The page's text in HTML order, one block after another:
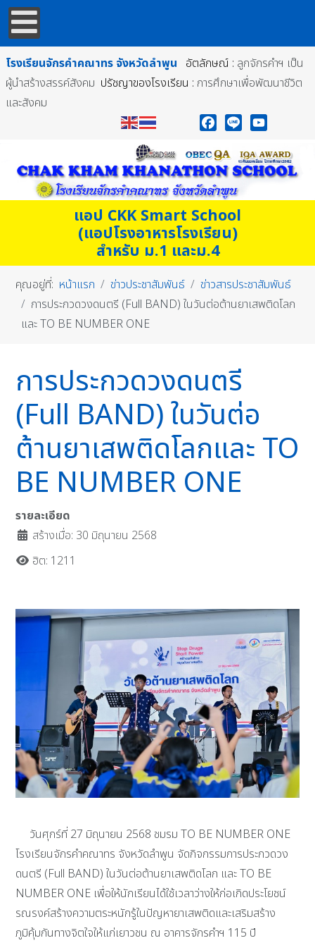
โรงเรียนจักรคำคณาทร จังหวัดลำพูน อัตลักษณ์ : ลูกจักรคำฯ เป็น
ผู้นำสร้างสรรค์สังคม ปรัชญาของโรงเรียน : การศึกษาเพื่อพัฒนาชีวิต
และสังคม
แอป CKK Smart School
(แอปโรงอาหารโรงเรียน)
สำหรับ ม.1 และม.4
คุณอยู่ที่: หน้าแรก ข่าวประชาสัมพันธ์
ข่าวสารประชาสัมพันธ์
การประกวดวงดนตรี (Full BAND) ในวันต่อต้านยาเสพติดโลก
และ TO BE NUMBER ONE
การประกวดวงดนตรี
(Full BAND) ในวันต่อ
ต้านยาเสพติดโลกและ TO
BE NUMBER ONE
รายละเอียด
สร้างเมื่อ: 30 มิถุนายน 2568
ฮิต: 1211
วันศุกร์ที่ 27 มิถุนายน 2568 ชมรม TO BE NUMBER ONE
โรงเรียนจักรคำคณาทร จังหวัดลำพูน จัดกิจกรรมการประกวดวง
ดนตรี (Full BAND) ในวันต่อต้านยาเสพติดโลก และ TO BE
NUMBER ONE เพื่อให้นักเรียนได้ใช้เวลาว่างให้ก่อเกิดประโยชน์
รณรงค์สร้างความตระหนักรู้ในปัญหายาเสพติดและเสริมสร้าง
ภูมิคุ้มกันทางจิตใจให้แก่เยาวชน ณ อาคารจักรคำฯ 115 ปี